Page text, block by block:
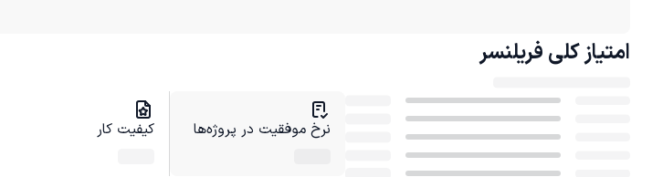
امتیاز کلی فریلنسر
نرخ موفقیت در پروژه‌ها کیفیت کار